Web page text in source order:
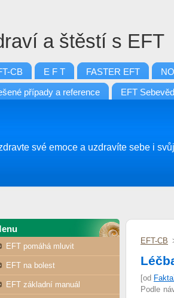
a štěstí s EFT
CB E F T FASTER EFT
případy a reference EFT
své emoce a uzdravíte sebe i
EFT pomáhá mluvit
EFT na bolest
EFT základní manuál
EFT-CB
[od
Podle